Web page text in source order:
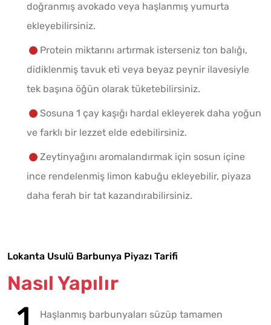
doğranmış avokado veya haşlanmış yumurta
ekleyebilirsiniz.
Protein miktarını artırmak isterseniz ton balığı,
didiklenmiş tavuk eti veya beyaz peynir ilavesiyle
tek başına öğün olarak tüketebilirsiniz.
Sosuna 1 çay kaşığı hardal ekleyerek daha yoğun
ve farklı bir lezzet elde edebilirsiniz.
Zeytinyağını aromalandırmak için sosun içine
ince rendelenmiş limon kabuğu ekleyebilir, piyaza
daha ferah bir tat kazandırabilirsiniz.
Lokanta Usulü Barbunya Piyazı Tarifi
Nasıl Yapılır
Haşlanmış barbunyaları süzüp tamamen